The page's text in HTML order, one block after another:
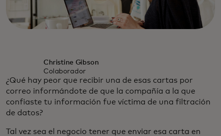
Christine Gibson
Colaborador
¿Qué hay peor que recibir una de esas cartas por
correo informándote de que la compañía a la que
confiaste tu información fue víctima de una filtración
de datos?
Tal vez sea el negocio tener que enviar esa carta en